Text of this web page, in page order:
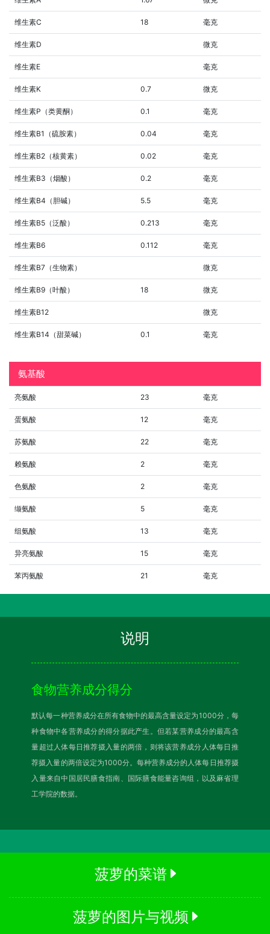
维生素C 18 毫克
维生素D 微克
维生素E 毫克
维生素K 0.7 微克
维生素P（类黄酮） 0.1 毫克
维生素B1（硫胺素） 0.04 毫克
维生素B2（核黄素） 0.02 毫克
维生素B3（烟酸） 0.2 毫克
维生素B4（胆碱） 5.5 毫克
维生素B5（泛酸） 0.213 毫克
维生素B6 0.112 毫克
维生素B7（生物素） 微克
维生素B9（叶酸） 18 微克
维生素B12 微克
维生素B14（甜菜碱） 0.1 毫克
氨基酸
亮氨酸 23 毫克
蛋氨酸 12 毫克
苏氨酸 22 毫克
赖氨酸 2 毫克
色氨酸 2 毫克
缬氨酸 5 毫克
组氨酸 13 毫克
异亮氨酸 15 毫克
苯丙氨酸 21 毫克
说明
食物营养成分得分
默认每一种营养成分在所有食物中的最高含量设定为1000分，每
种食物中各营养成分的得分据此产生。但若某营养成分的最高含
量超过人体每日推荐摄入量的两倍，则将该营养成分人体每日推
荐摄入量的两倍设定为1000分。每种营养成分的人体每日推荐摄
入量来自中国居民膳食指南、国际膳食能量咨询组，以及麻省理
工学院的数据。
菠萝的菜谱
菠萝的图片与视频